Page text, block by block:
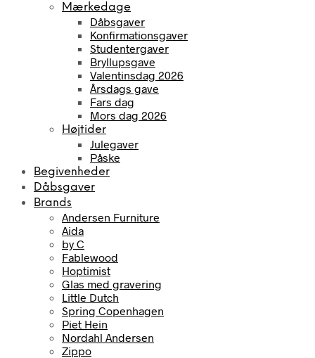
Mærkedage
Dåbsgaver
Konfirmationsgaver
Studentergaver
Bryllupsgave
Valentinsdag 2026
Årsdags gave
Fars dag
Mors dag 2026
Højtider
Julegaver
Påske
Begivenheder
Dåbsgaver
Brands
Andersen Furniture
Aida
by C
Fablewood
Hoptimist
Glas med gravering
Little Dutch
Spring Copenhagen
Piet Hein
Nordahl Andersen
Zippo